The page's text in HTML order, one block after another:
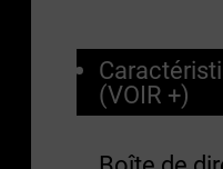
(VOIR +)